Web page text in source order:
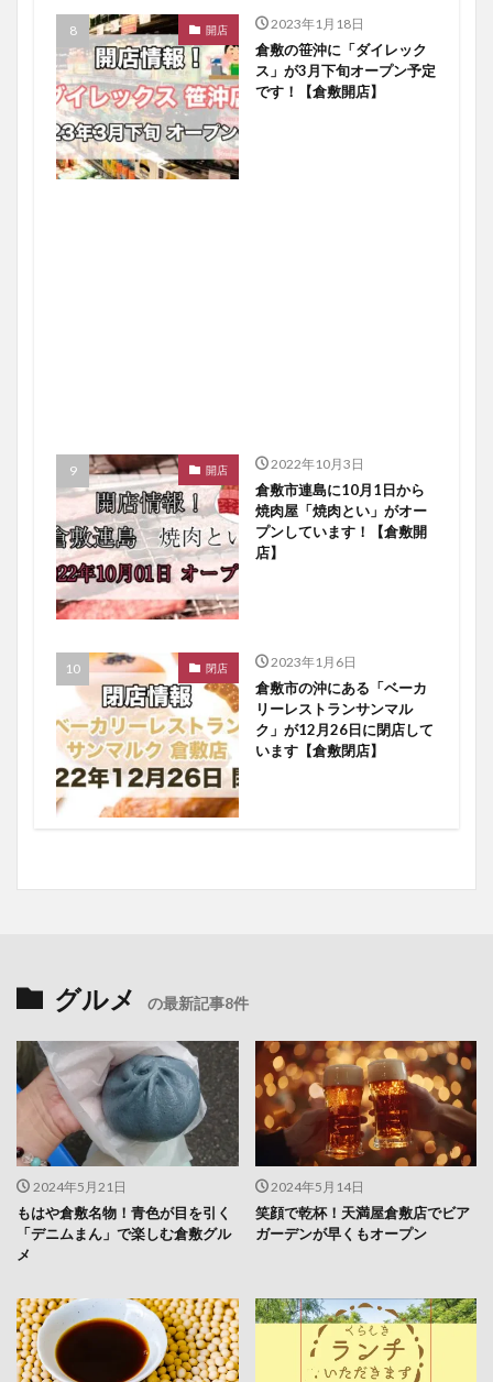
開店 2023年1月18日
倉敷の笹沖に「ダイレック
ス」が3月下旬オープン予定
です！【倉敷開店】
開店 2022年10月3日
倉敷市連島に10月1日から
焼肉屋「焼肉とい」がオー
プンしています！【倉敷開
店】
閉店 2023年1月6日
倉敷市の沖にある「ベーカ
リーレストランサンマル
ク」が12月26日に閉店して
います【倉敷閉店】
グルメ の最新記事8件
2024年5月21日
もはや倉敷名物！青色が目を引く
「デニムまん」で楽しむ倉敷グル
メ
2024年5月14日
笑顔で乾杯！天満屋倉敷店でビア
ガーデンが早くもオープン